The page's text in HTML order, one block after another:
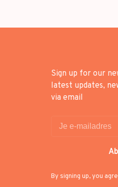
Sign up for our
latest updates,
via email
By signing up, you